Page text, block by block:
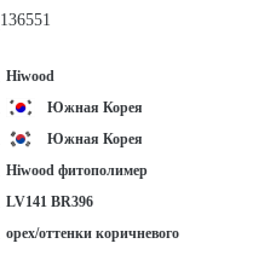
136551
Hiwood
Южная Корея
Южная Корея
Hiwood фитополимер
LV141 BR396
орех/оттенки коричневого